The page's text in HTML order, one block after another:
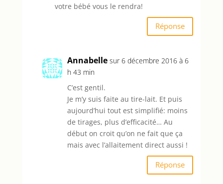
votre bébé vous le rendra!
Réponse
Annabelle sur 6 décembre 2016 à 6
h 43 min
C’est gentil.
Je m’y suis faite au tire-lait. Et puis
aujourd’hui tout est simplifié: moins
de tirages, plus d’efficacité… Au
début on croit qu’on ne fait que ça
mais avec l’allaitement direct aussi !
Réponse